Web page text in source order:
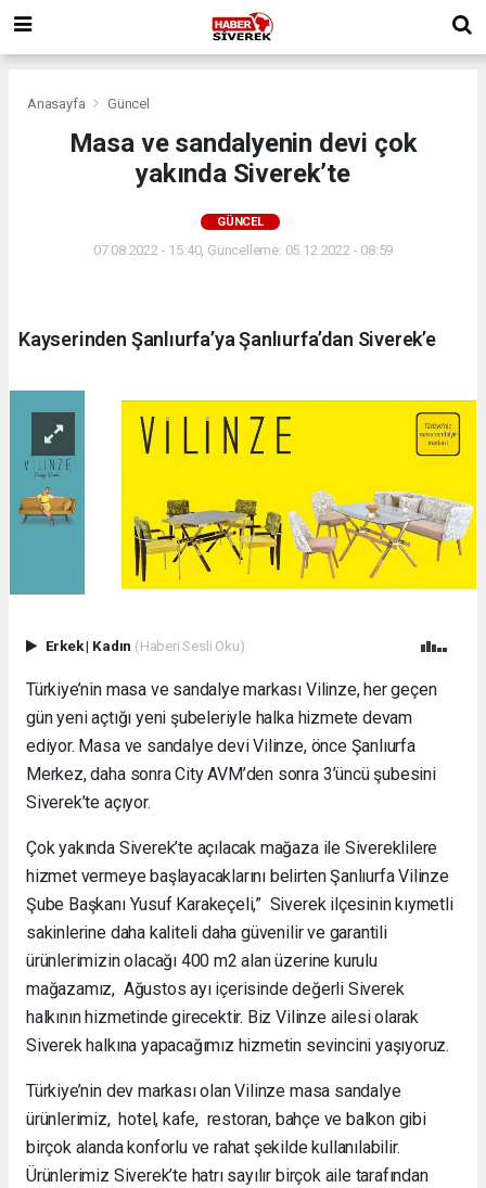
Anasayfa Güncel
Masa ve sandalyenin devi çok
yakında Siverek’te
GÜNCEL
07.08.2022 - 15:40, Güncelleme: 05.12.2022 - 08:59
Kayserinden Şanlıurfa’ya Şanlıurfa’dan Siverek’e
Erkek| Kadın (Haberi Sesli Oku)
Türkiye’nin masa ve sandalye markası Vilinze, her geçen
gün yeni açtığı yeni şubeleriyle halka hizmete devam
ediyor. Masa ve sandalye devi Vilinze, önce Şanlıurfa
Merkez, daha sonra City AVM’den sonra 3’üncü şubesini
Siverek’te açıyor.
Çok yakında Siverek’te açılacak mağaza ile Sivereklilere
hizmet vermeye başlayacaklarını belirten Şanlıurfa Vilinze
Şube Başkanı Yusuf Karakeçeli,” Siverek ilçesinin kıymetli
sakinlerine daha kaliteli daha güvenilir ve garantili
ürünlerimizin olacağı 400 m2 alan üzerine kurulu
mağazamız, Ağustos ayı içerisinde değerli Siverek
halkının hizmetinde girecektir. Biz Vilinze ailesi olarak
Siverek halkına yapacağımız hizmetin sevincini yaşıyoruz.
Türkiye’nin dev markası olan Vilinze masa sandalye
ürünlerimiz, hotel, kafe, restoran, bahçe ve balkon gibi
birçok alanda konforlu ve rahat şekilde kullanılabilir.
Ürünlerimiz Siverek’te hatrı sayılır birçok aile tarafından